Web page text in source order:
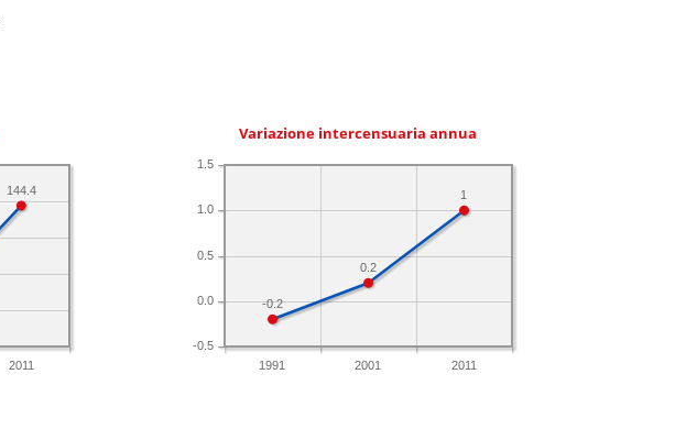
2011
144.4
Variazione intercensuaria annua
1991 2001 2011
-0.5
0.0
0.5
1.0
1.5
1
0.2
-0.2